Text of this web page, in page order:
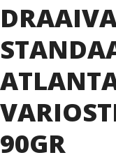
90GR